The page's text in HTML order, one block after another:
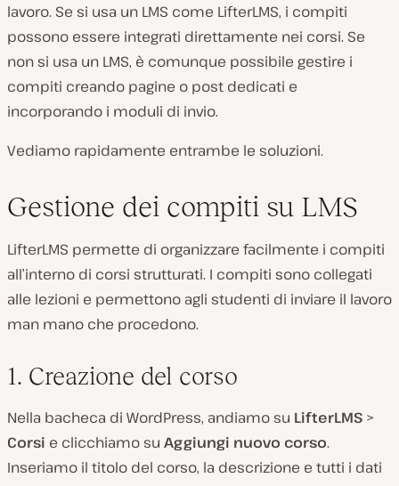
lavoro. Se si usa un LMS come LifterLMS, i compiti
possono essere integrati direttamente nei corsi. Se
non si usa un LMS, è comunque possibile gestire i
compiti creando pagine o post dedicati e
incorporando i moduli di invio.
Vediamo rapidamente entrambe le soluzioni.
Gestione dei compiti su LMS
LifterLMS permette di organizzare facilmente i compiti
all’interno di corsi strutturati. I compiti sono collegati
alle lezioni e permettono agli studenti di inviare il lavoro
man mano che procedono.
1. Creazione del corso
Nella bacheca di WordPress, andiamo su LifterLMS >
Corsi e clicchiamo su Aggiungi nuovo corso.
Inseriamo il titolo del corso, la descrizione e tutti i dati